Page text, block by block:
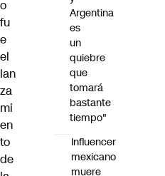
o
fu
e
el
lan
za
mi
en
to
de
Argentina
es
un
quiebre
que
tomará
bastante
tiempo"
Influencer
mexicano
muere